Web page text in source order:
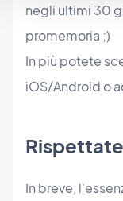
negli ultimi 30
promemoria ;)
In più potete
iOS/Android o
In breve,